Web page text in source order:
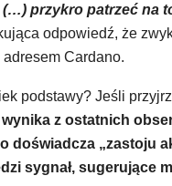
przykro patrzeć na
odpowiedź, że
adresem Cardano.
podstawy? Jeśli
z ostatnich
doświadcza „zastoju
sygnał, sugerujące